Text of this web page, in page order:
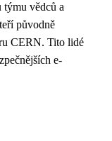
vědců a
původně
CERN. Tito lidé
e-